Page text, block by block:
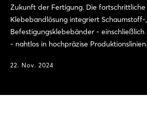
Zukunft der Fertigung. Die
Klebebandlösung integriert Schaumstoff-
Befestigungsklebebänder -
- nahtlos in hochpräzise Produktionslinien.
22. Nov. 2024